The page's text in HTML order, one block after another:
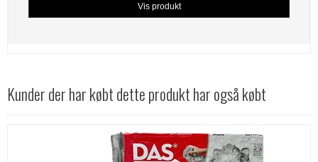
Vis produkt
Kunder der har købt dette produkt har også købt